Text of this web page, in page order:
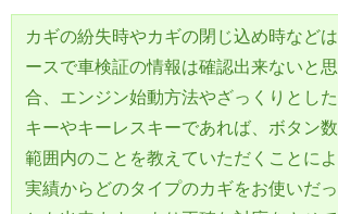
カギの紛失時やカギの閉じ込め時など
ースで車検証の情報は確認出来ないと
合、エンジン始動方法やざっくりとし
キーやキーレスキーであれば、ボタン
範囲内のことを教えていただくことに
実績からどのタイプのカギをお使いだ